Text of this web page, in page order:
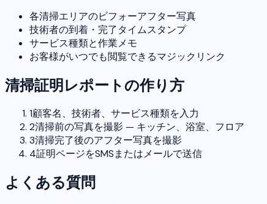
各清掃エリアのビフォーアフター写真
技術者の到着・完了タイムスタンプ
サービス種類と作業メモ
お客様がいつでも閲覧できるマジックリンク
清掃証明レポートの作り方
1顧客名、技術者、サービス種類を入力
2清掃前の写真を撮影 — キッチン、浴室、フロア
3清掃完了後のアフター写真を撮影
4証明ページをSMSまたはメールで送信
よくある質問